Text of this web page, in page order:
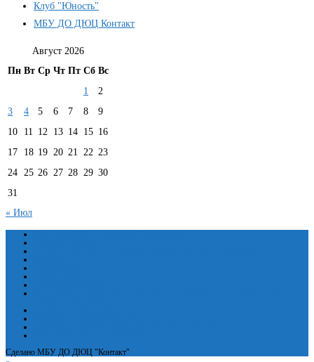
Клуб "Юность"
МБУ ДО ДЮЦ Контакт
Август 2026
Пн Вт Ср Чт Пт Сб Вс
1
2
3
4 5 6 7 8
9
10
11 12 13 14 15 16
17
18 19 20 21 22 23
24 25 26 27 28 29 30
31
« Июл
Сделано МБУ ДО ДЮЦ "Контакт"